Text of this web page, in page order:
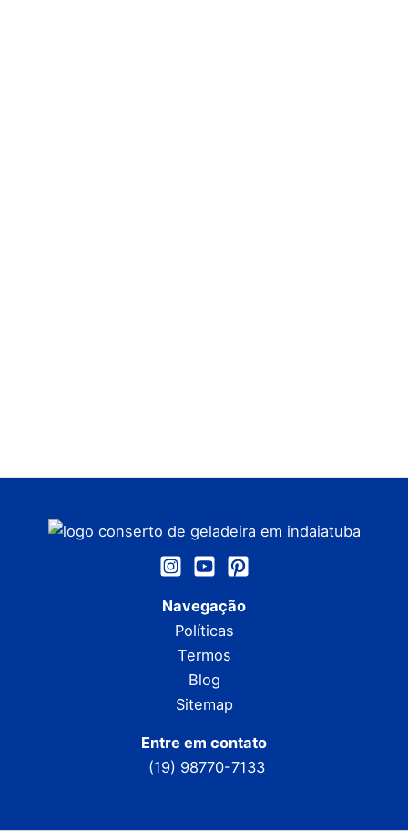
Navegação
Políticas
Termos
Blog
Sitemap
Entre em contato
(19) 98770-7133